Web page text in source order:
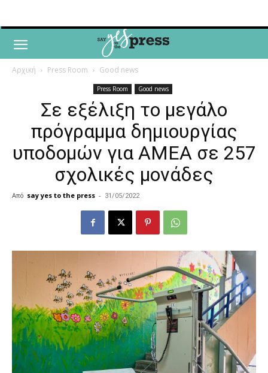
Αρχική Press Room Good news
Press Room Good news
Σε εξέλιξη το μεγάλο
πρόγραμμα δημιουργίας
υποδομών για ΑΜΕΑ σε 257
σχολικές μονάδες
Από say yes to the press - 31/05/2022